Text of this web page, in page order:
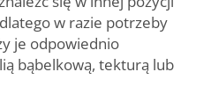
w razie potrzeby
je odpowiednio
bąbelkową, tekturą lub